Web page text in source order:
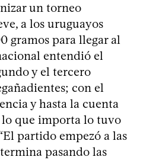
un torneo
a los uruguayos
gramos para llegar al
entendió el
y el tercero
con el
y hasta la cuenta
lo que importa lo tuvo
partido empezó a las
pasando las